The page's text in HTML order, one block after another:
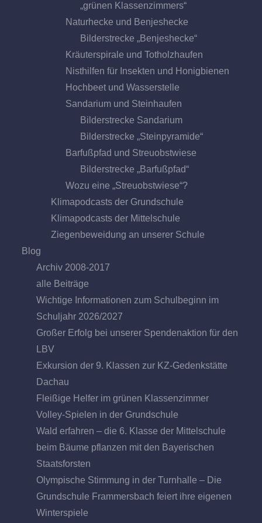
„grünen Klassenzimmers“
Naturhecke und Benjeshecke
Bilderstrecke „Benjeshecke“
Kräuterspirale und Totholzhaufen
Nisthilfen für Insekten und Honigbienen
Hochbeet und Wasserstelle
Sandarium und Steinhaufen
Bilderstrecke Sandarium
Bilderstrecke „Steinpyramide“
Barfußpfad und Streuobstwiese
Bilderstrecke „Barfußpfad“
Wozu eine „Streuobstwiese“?
Klimapodcasts der Grundschule
Klimapodcasts der Mittelschule
Ziegenbeweidung an unserer Schule
Blog
Archiv 2008-2017
alle Beiträge
Wichtige Informationen zum Schulbeginn im
Schuljahr 2026/2027
Großer Erfolg bei unserer Spendenaktion für den
LBV
Exkursion der 9. Klassen zur KZ-Gedenkstätte
Dachau
Fleißige Helfer im grünen Klassenzimmer
Volley-Spielen in der Grundschule
Wald erfahren – die 6. Klasse der Mittelschule
beim Bäume pflanzen mit den Bayerischen
Staatsforsten
Olympische Stimmung in der Turnhalle – Die
Grundschule Frammersbach feiert ihre eigenen
Winterspiele